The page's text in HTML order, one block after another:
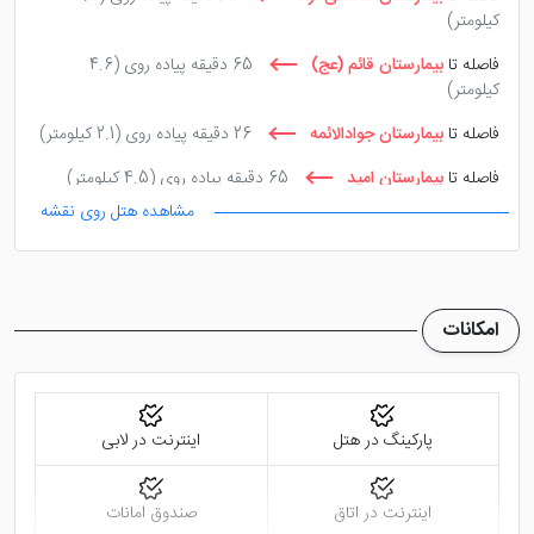
کیلومتر)
فاصله تا بیمارستان قائم (عج) 65 دقیقه پیاده روی
(4.6
کیلومتر)
فاصله تا بیمارستان جوادالائمه 26 دقیقه پیاده روی
(2.1 کیلومتر)
فاصله تا بیمارستان امید 65 دقیقه پیاده روی
(4.5 کیلومتر)
فاصله تامجتمع قضایی شهید بهشتی 17 دقیقه با ماشین
(11.7
کیلومتر)
کیلومتر)
مشاهده هتل روی نقشه
امکانات
پارکینگ در هتل اینترنت در لابی
اینترنت در اتاق صندوق امانات